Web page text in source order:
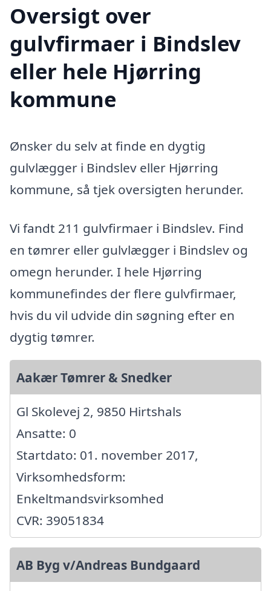
Oversigt over
gulvfirmaer i Bindslev
eller hele Hjørring
kommune
Ønsker du selv at finde en dygtig
gulvlægger i Bindslev eller Hjørring
kommune, så tjek oversigten herunder.
Vi fandt 211 gulvfirmaer i Bindslev. Find
en tømrer eller gulvlægger i Bindslev og
omegn herunder. I hele Hjørring
kommunefindes der flere gulvfirmaer,
hvis du vil udvide din søgning efter en
dygtig tømrer.
Aakær Tømrer & Snedker
Gl Skolevej 2, 9850 Hirtshals
Ansatte: 0
Startdato: 01. november 2017,
Virksomhedsform:
Enkeltmandsvirksomhed
CVR: 39051834
AB Byg v/Andreas Bundgaard